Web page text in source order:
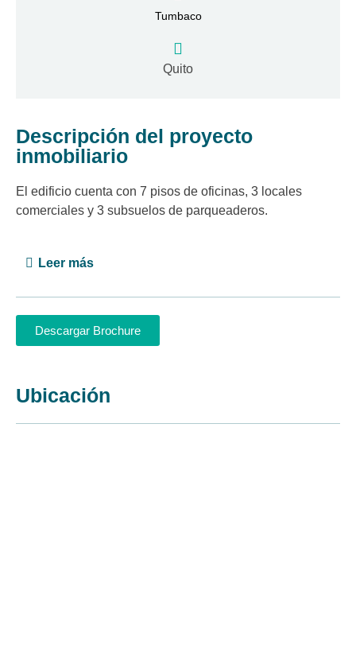
Tumbaco
Quito
Descripción del proyecto
inmobiliario
El edificio cuenta con 7 pisos de oficinas, 3 locales
comerciales y 3 subsuelos de parqueaderos.
Leer más
Descargar Brochure
Ubicación